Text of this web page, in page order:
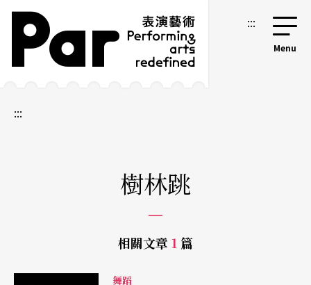
跳到主要內容區塊
網站導覽 :::
:::
樹林跳
相關文章 1 篇
舞蹈